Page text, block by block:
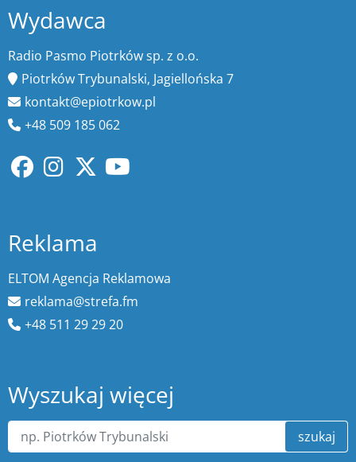
Wydawca
Radio Pasmo Piotrków sp. z o.o.
Piotrków Trybunalski, Jagiellońska 7
kontakt@epiotrkow.pl
+48 509 185 062
Reklama
ELTOM Agencja Reklamowa
reklama@strefa.fm
+48 511 29 29 20
Wyszukaj więcej
szukaj